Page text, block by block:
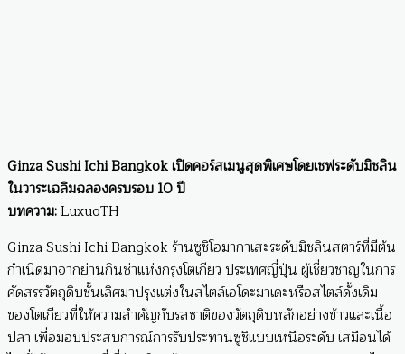
Ginza Sushi Ichi Bangkok เปิดคอร์สเมนูสุดพิเศษโดยเชฟระดับมิชลิน
ในวาระเฉลิมฉลองครบรอบ 10 ปี
บทความ:LuxuoTH
Ginza Sushi Ichi Bangkok ร้านซูชิโอมากาเสะระดับมิชลินสตาร์ที่มีต้น
กำเนิดมาจากย่านกินซ่าแห่งกรุงโตเกียว ประเทศญี่ปุ่น ผู้เชี่ยวชาญในการ
คัดสรรวัตถุดิบชั้นเลิศมาปรุงแต่งในสไตล์เอโดะมาเดะหรือสไตล์ดั้งเดิม
ของโตเกียวที่ให้ความสำคัญกับรสชาติของวัตถุดิบหลักอย่างข้าวและเนื้อ
ปลา เพื่อมอบประสบการณ์การรับประทานซูชิแบบเหนือระดับ เสมือนได้